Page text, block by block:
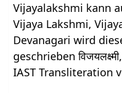
Vijayalakshmi kann
Vijaya Lakshmi,
Devanagari wird
geschrieben
IAST Transliteration